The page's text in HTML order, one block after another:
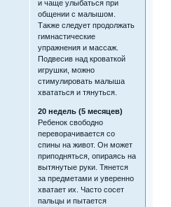
и чаще улыбаться при
общении с малышом.
Также следует продолжать
гимнастические
упражнения и массаж.
Подвесив над кроваткой
игрушки, можно
стимулировать малыша
хвататься и тянуться.
20 недель (5 месяцев)
Ребенок свободно
переворачивается со
спины на живот. Он может
приподняться, опираясь на
вытянутые руки. Тянется
за предметами и уверенно
хватает их. Часто сосет
пальцы и пытается